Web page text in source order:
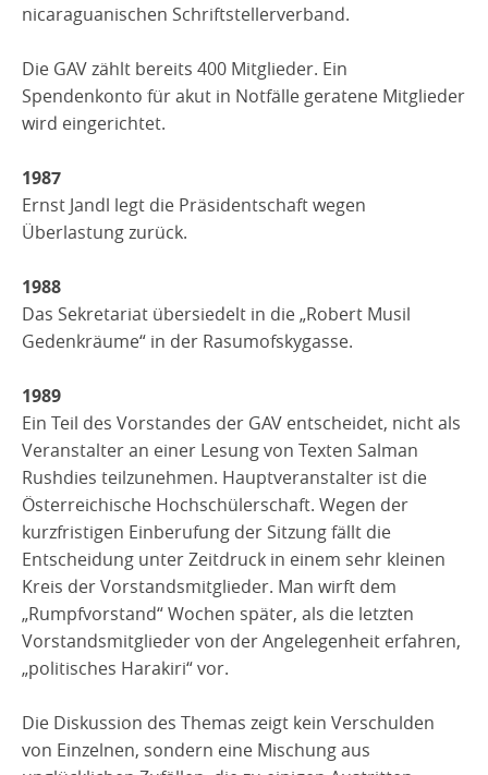
nicaraguanischen Schriftstellerverband.
Die GAV zählt bereits 400 Mitglieder. Ein
Spendenkonto für akut in Notfälle geratene Mitglieder
wird eingerichtet.
1987
Ernst Jandl legt die Präsidentschaft wegen
Überlastung zurück.
1988
Das Sekretariat übersiedelt in die „Robert Musil
Gedenkräume“ in der Rasumofskygasse.
1989
Ein Teil des Vorstandes der GAV entscheidet, nicht als
Veranstalter an einer Lesung von Texten Salman
Rushdies teilzunehmen. Hauptveranstalter ist die
Österreichische Hochschülerschaft. Wegen der
kurzfristigen Einberufung der Sitzung fällt die
Entscheidung unter Zeitdruck in einem sehr kleinen
Kreis der Vorstandsmitglieder. Man wirft dem
„Rumpfvorstand“ Wochen später, als die letzten
Vorstandsmitglieder von der Angelegenheit erfahren,
„politisches Harakiri“ vor.
Die Diskussion des Themas zeigt kein Verschulden
von Einzelnen, sondern eine Mischung aus